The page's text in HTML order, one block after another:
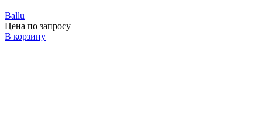
Ballu
Цена по запросу
В корзину